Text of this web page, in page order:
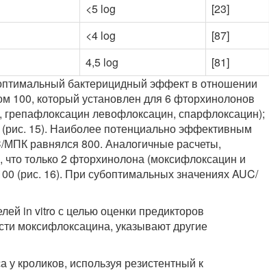
<5 log
[23]
<4 log
[87]
4,5 log
[81]
бактерицидный эффект в отношении
100, который установлен для 6 фторхинолонов
левофлоксацин, спарфлоксацин);
15). Наиболее потенциально эффективным
МПК равнялся 800. Аналогичные расчеты,
только 2 фторхинолона (моксифлоксацин и
(рис. 16). При субоптимальных значениях AUC/
in vitro с целью оценки предикторов
моксифлоксацина, указывают другие
кроликов, используя резистентный к